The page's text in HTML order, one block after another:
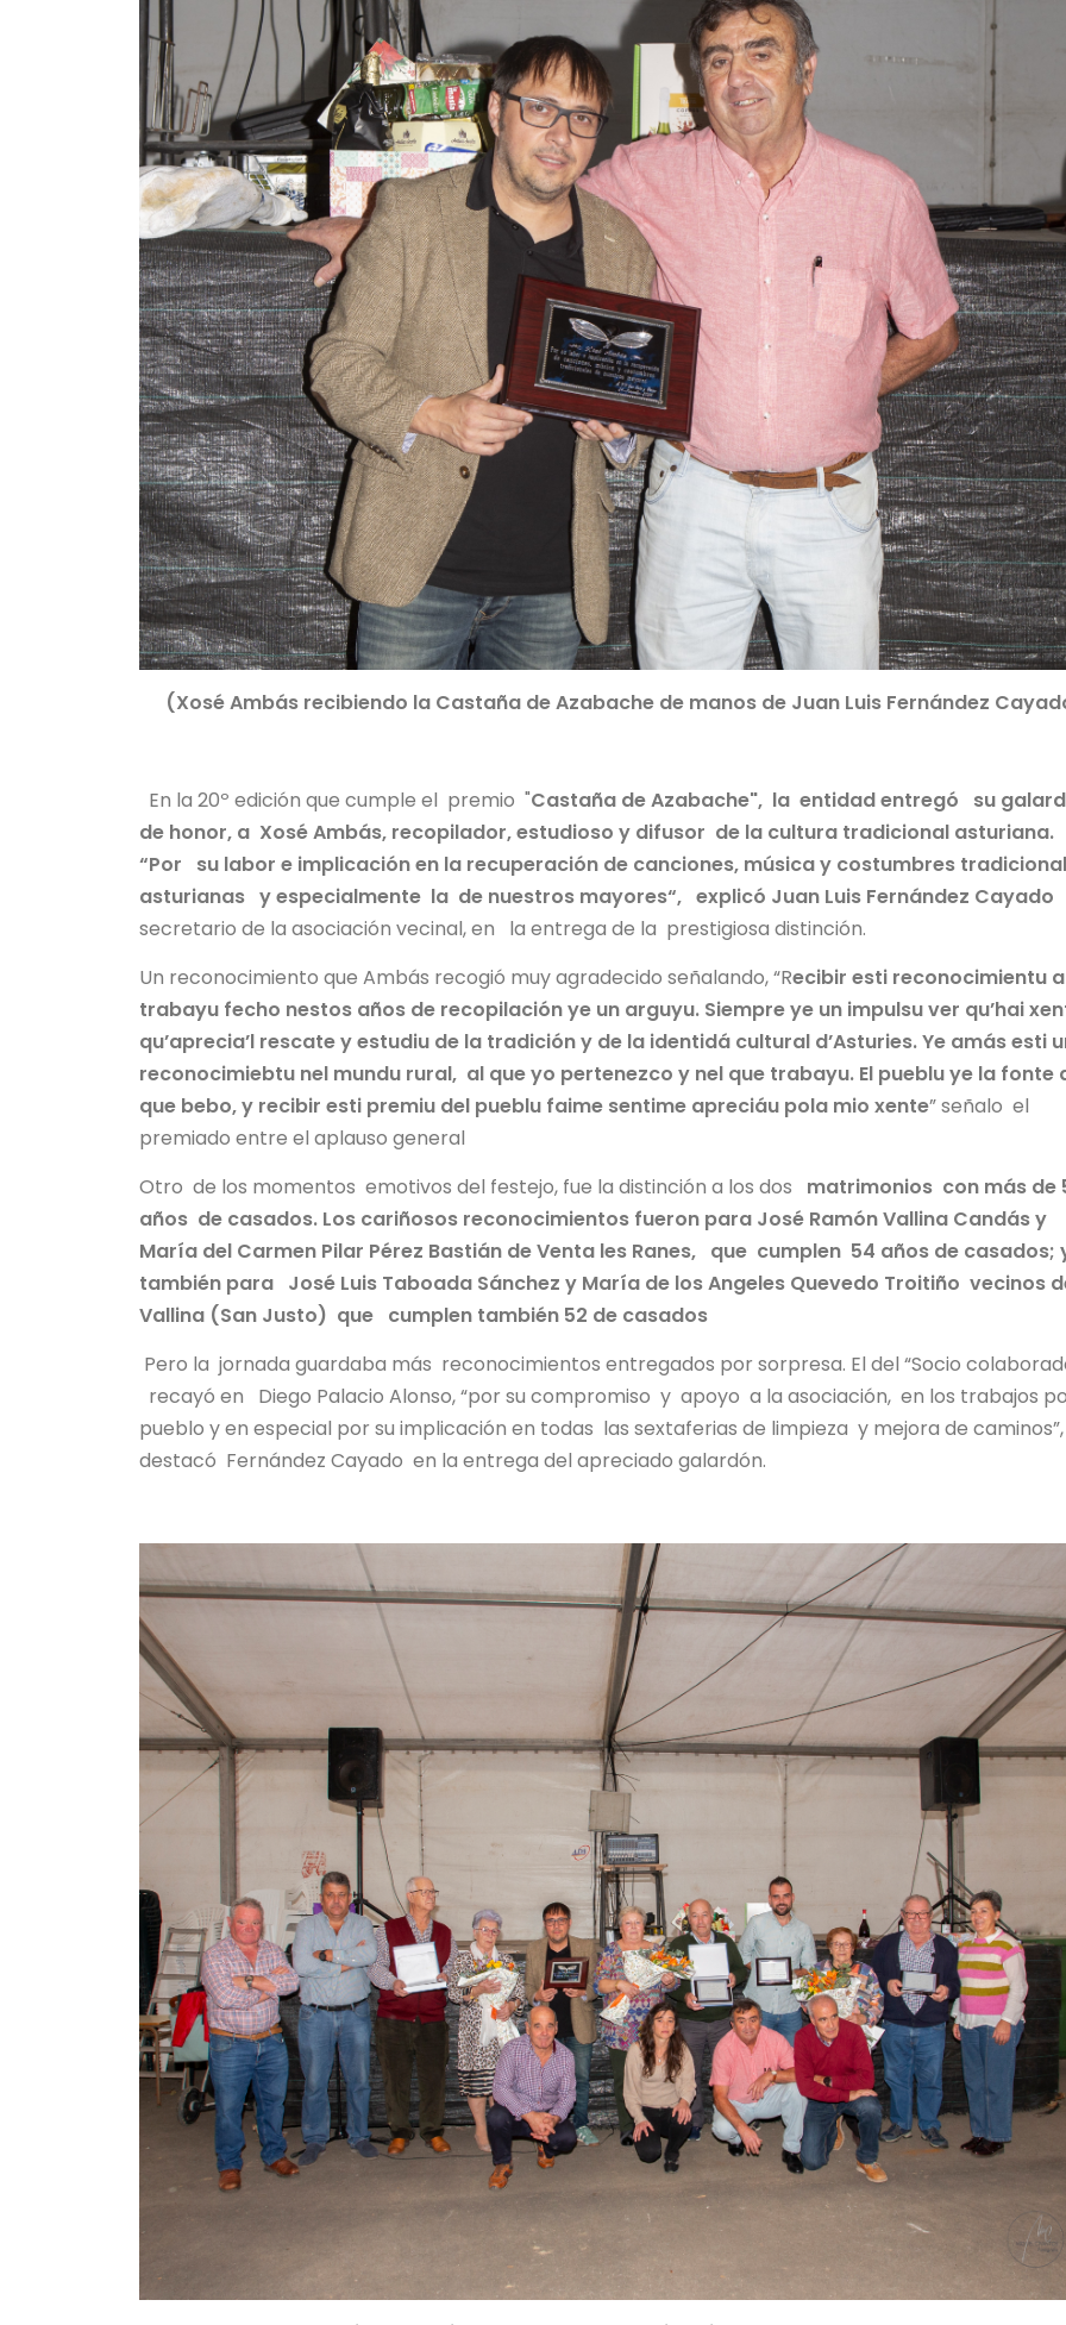
(Xosé Ambás recibiendo la Castaña de Azabache de manos de Juan Luis Fernández
En la 20º edición que cumple el premio "Castaña de Azabache", la entidad entregó su
de honor, a Xosé Ambás, recopilador, estudioso y difusor de la cultura tradicional asturiana.
“Por su labor e implicación en la recuperación de canciones, música y costumbres
asturianas y especialmente la de nuestros mayores“, explicó Juan Luis Fernández Cayado
secretario de la asociación vecinal, en la entrega de la prestigiosa distinción.
Un reconocimiento que Ambás recogió muy agradecido señalando, “Recibir esti reconocimientu
trabayu fecho nestos años de recopilación ye un arguyu. Siempre ye un impulsu ver qu’hai
qu’aprecia’l rescate y estudiu de la tradición y de la identidá cultural d’Asturies. Ye amás esti
reconocimiebtu nel mundu rural, al que yo pertenezco y nel que trabayu. El pueblu ye la fonte
que bebo, y recibir esti premiu del pueblu faime sentime apreciáu pola mio xente” señalo el
premiado entre el aplauso general
Otro de los momentos emotivos del festejo, fue la distinción a los dos matrimonios con más de
años de casados. Los cariñosos reconocimientos fueron para José Ramón Vallina Candás y
María del Carmen Pilar Pérez Bastián de Venta les Ranes, que cumplen 54 años de casados;
también para José Luis Taboada Sánchez y María de los Angeles Quevedo Troitiño vecinos
Vallina (San Justo) que cumplen también 52 de casados
Pero la jornada guardaba más reconocimientos entregados por sorpresa. El del “Socio
recayó en Diego Palacio Alonso, “por su compromiso y apoyo a la asociación, en los trabajos
pueblo y en especial por su implicación en todas las sextaferias de limpieza y mejora de
destacó Fernández Cayado en la entrega del apreciado galardón.